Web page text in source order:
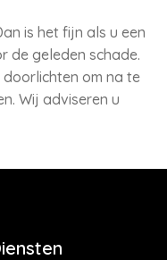
is het fijn als u een
de geleden schade.
om na te
Wij adviseren u